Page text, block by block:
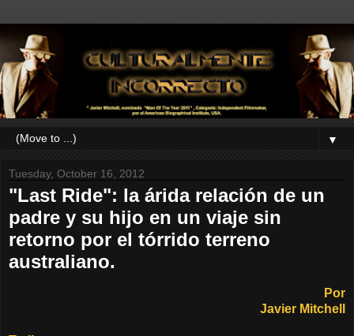
▼
Tuesday, October 16, 2012
"Last Ride": la árida relación de un
padre y su hijo en un viaje sin
retorno por el tórrido terreno
australiano.
Por
Javier Mitchell